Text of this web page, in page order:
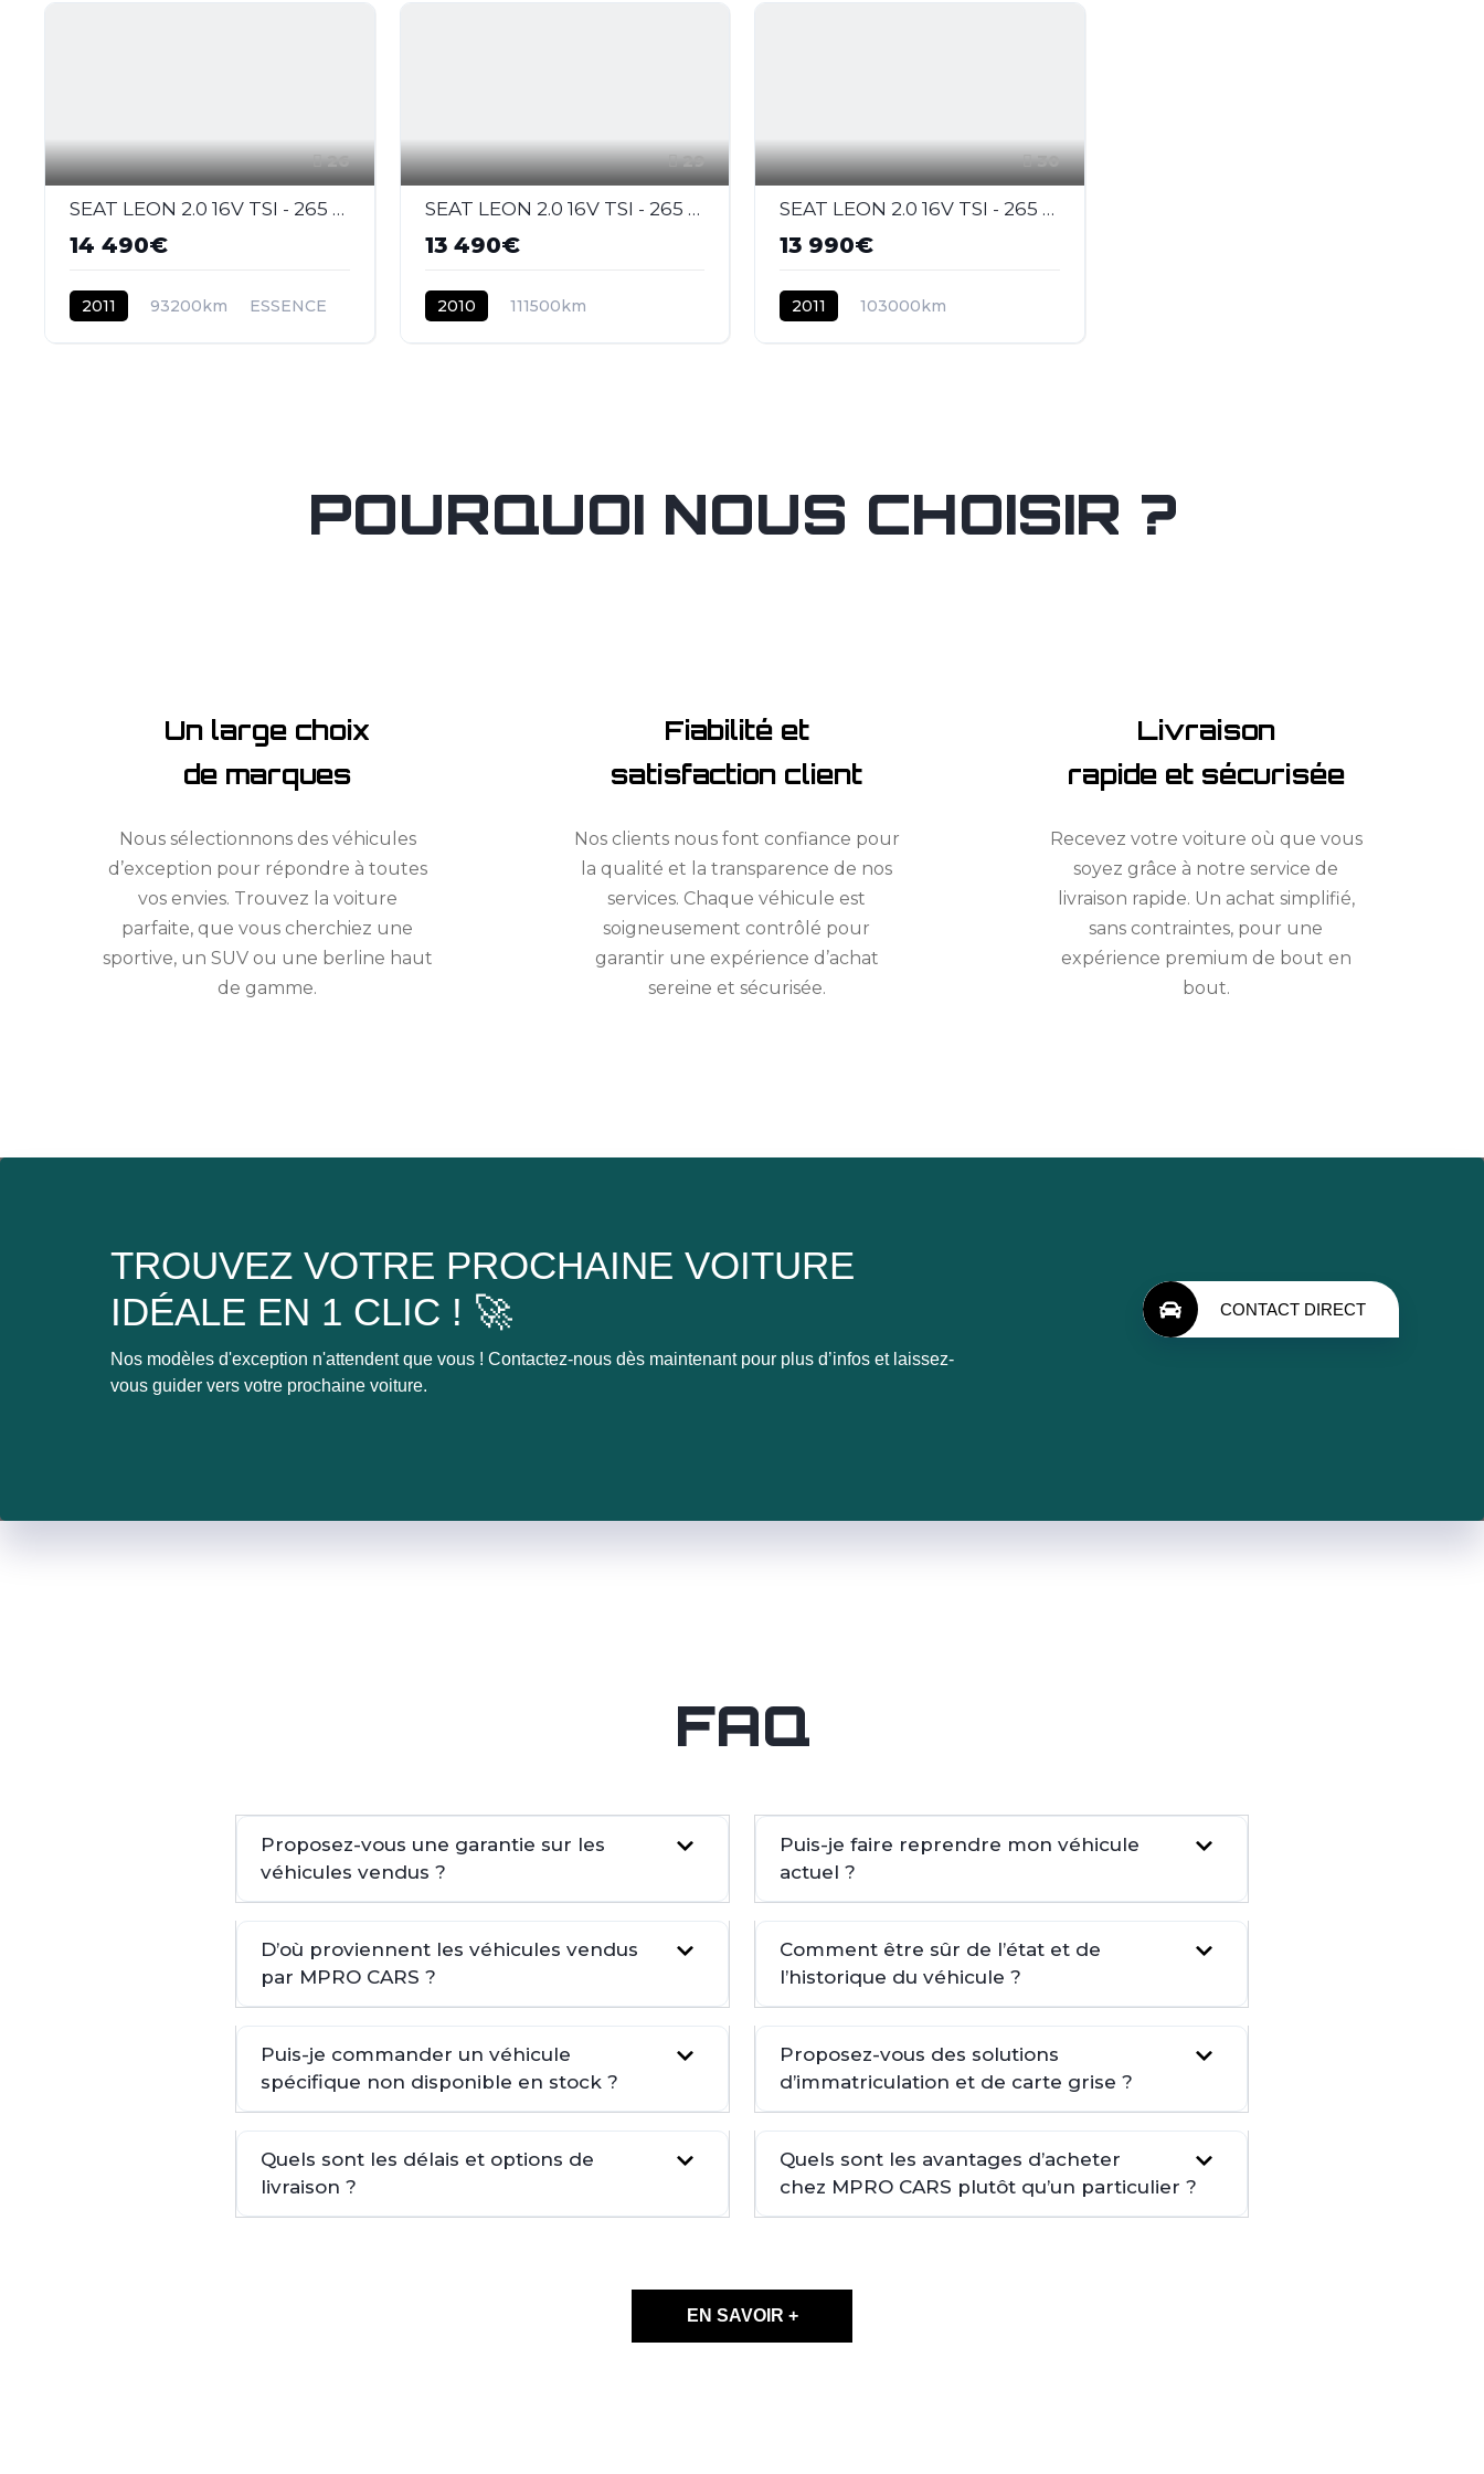
26
SEAT LEON 2.0 16V TSI - 265 2005 BERLINE Cupra R PHASE 2
14 490€
2011 93200km ESSENCE
29
SEAT LEON 2.0 16V TSI - 265 2005 BERLINE Cupra R PHASE 2
13 490€
2010
111500km
30
SEAT LEON 2.0 16V TSI - 265 2005 BERLINE Cupra R PHASE 2
13 990€
2011
103000km
POURQUOI NOUS CHOISIR ?
Un large choix
de marques
Nous sélectionnons des véhicules
d’exception pour répondre à toutes
vos envies. Trouvez la voiture
parfaite, que vous cherchiez une
sportive, un SUV ou une berline haut
de gamme.
Fiabilité et
satisfaction client
Nos clients nous font confiance pour
la qualité et la transparence de nos
services. Chaque véhicule est
soigneusement contrôlé pour
garantir une expérience d’achat
sereine et sécurisée.
Livraison
rapide et sécurisée
Recevez votre voiture où que vous
soyez grâce à notre service de
livraison rapide. Un achat simplifié,
sans contraintes, pour une
expérience premium de bout en
bout.
TROUVEZ VOTRE PROCHAINE VOITURE
IDÉALE EN 1 CLIC ! 🚀
Nos modèles d'exception n'attendent que vous ! Contactez-nous dès maintenant pour plus d’infos et laissez-
vous guider vers votre prochaine voiture.
CONTACT DIRECT
FAQ
Proposez-vous une garantie sur les
véhicules vendus ?
D’où proviennent les véhicules vendus
par MPRO CARS ?
Puis-je commander un véhicule
spécifique non disponible en stock ?
Quels sont les délais et options de
livraison ?
Puis-je faire reprendre mon véhicule
actuel ?
Comment être sûr de l’état et de
l’historique du véhicule ?
Proposez-vous des solutions
d’immatriculation et de carte grise ?
Quels sont les avantages d’acheter
chez MPRO CARS plutôt qu’un particulier ?
EN SAVOIR +